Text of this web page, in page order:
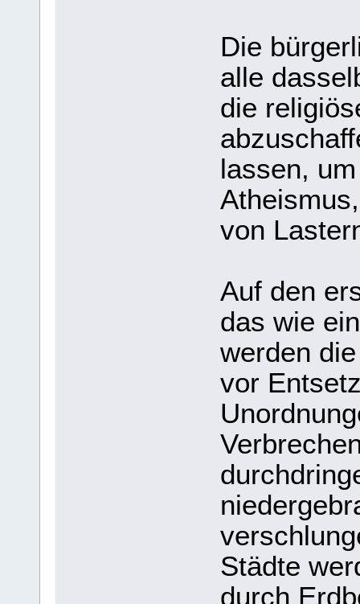
Die
alle
die
lassen,
von
Auf den
das wie
werden
vor
Städte
durch